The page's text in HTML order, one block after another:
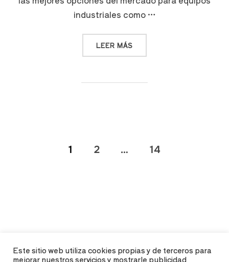
industriales como …
LEER MÁS
1 2 … 14
Este sitio web utiliza cookies propias y de terceros para
mejorar nuestros servicios y mostrarle publicidad